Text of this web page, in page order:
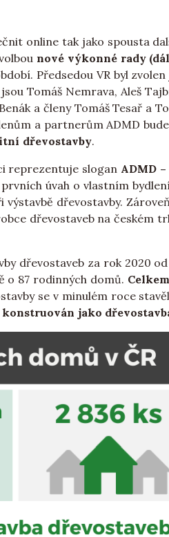
online tak jako spousta
nové výkonné rady
Předsedou VR byl
Tomáš Nemrava, Aleš
a členy Tomáš Tesař a
a partnerům ADMD bude
dřevostavby.
reprezentuje slogan ADMD
úvah o vlastním
dřevostavby.
dřevostaveb na českém
dřevostaveb za rok 2020 od
o 87 rodinných domů.
se v minulém roce
jako